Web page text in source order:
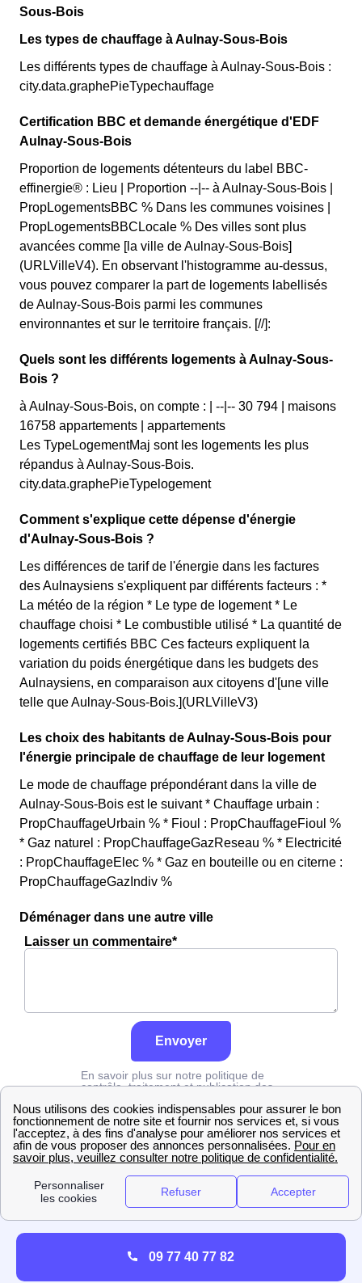
Sous-Bois
Les types de chauffage à Aulnay-Sous-Bois
Les différents types de chauffage à Aulnay-Sous-Bois :
city.data.graphePieTypechauffage
Certification BBC et demande énergétique d'EDF
Aulnay-Sous-Bois
Proportion de logements détenteurs du label BBC-
effinergie® : Lieu | Proportion --|-- à Aulnay-Sous-Bois |
PropLogementsBBC % Dans les communes voisines |
PropLogementsBBCLocale % Des villes sont plus
avancées comme [la ville de Aulnay-Sous-Bois]
(URLVilleV4). En observant l'histogramme au-dessus,
vous pouvez comparer la part de logements labellisés
de Aulnay-Sous-Bois parmi les communes
environnantes et sur le territoire français. [//]:
Quels sont les différents logements à Aulnay-Sous-
Bois ?
à Aulnay-Sous-Bois, on compte : | --|-- 30 794 | maisons
16758 appartements | appartements
Les TypeLogementMaj sont les logements les plus
répandus à Aulnay-Sous-Bois.
city.data.graphePieTypelogement
Comment s'explique cette dépense d'énergie
d'Aulnay-Sous-Bois ?
Les différences de tarif de l'énergie dans les factures
des Aulnaysiens s'expliquent par différents facteurs : *
La météo de la région * Le type de logement * Le
chauffage choisi * Le combustible utilisé * La quantité de
logements certifiés BBC Ces facteurs expliquent la
variation du poids énergétique dans les budgets des
Aulnaysiens, en comparaison aux citoyens d'[une ville
telle que Aulnay-Sous-Bois.](URLVilleV3)
Les choix des habitants de Aulnay-Sous-Bois pour
l'énergie principale de chauffage de leur logement
Le mode de chauffage prépondérant dans la ville de
Aulnay-Sous-Bois est le suivant * Chauffage urbain :
PropChauffageUrbain % * Fioul : PropChauffageFioul %
* Gaz naturel : PropChauffageGazReseau % * Electricité
: PropChauffageElec % * Gaz en bouteille ou en citerne :
PropChauffageGazIndiv %
Déménager dans une autre ville
Laisser un commentaire*
Envoyer
En savoir plus sur notre politique de
contrôle, traitement et publication des
Edf Seine-Saint-Denis Aulnay-Sous-Bois
09 77 40 77 82